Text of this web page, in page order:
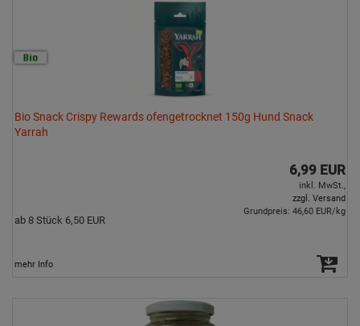
Bio Snack Crispy Rewards ofengetrocknet 150g Hund Snack
Yarrah
6,99 EUR
inkl. MwSt.,
zzgl. Versand
ab 8 Stück 6,50 EUR
Grundpreis: 46,60 EUR/kg
mehr Info